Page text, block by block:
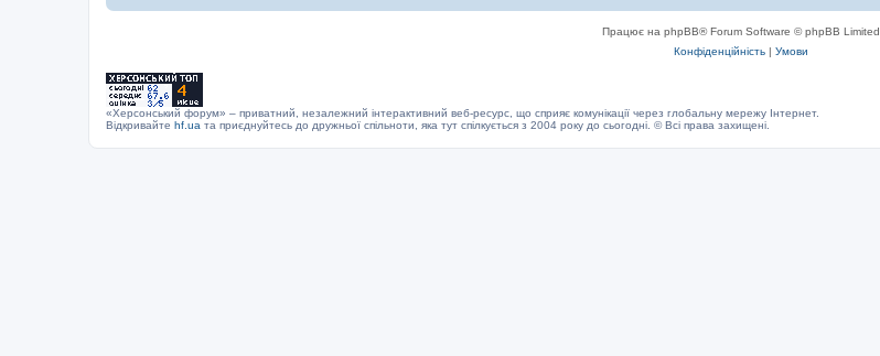
Працює на phpBB® Forum Software © phpBB Limited
Конфіденційність | Умови
«Херсонський форум» – приватний, незалежний інтерактивний веб-ресурс, що сприяє комунікації через глобальну мережу Інтернет.
Відкривайте hf.ua та приєднуйтесь до дружньої спільноти, яка тут спілкується з 2004 року до сьогодні. © Всі права захищені.